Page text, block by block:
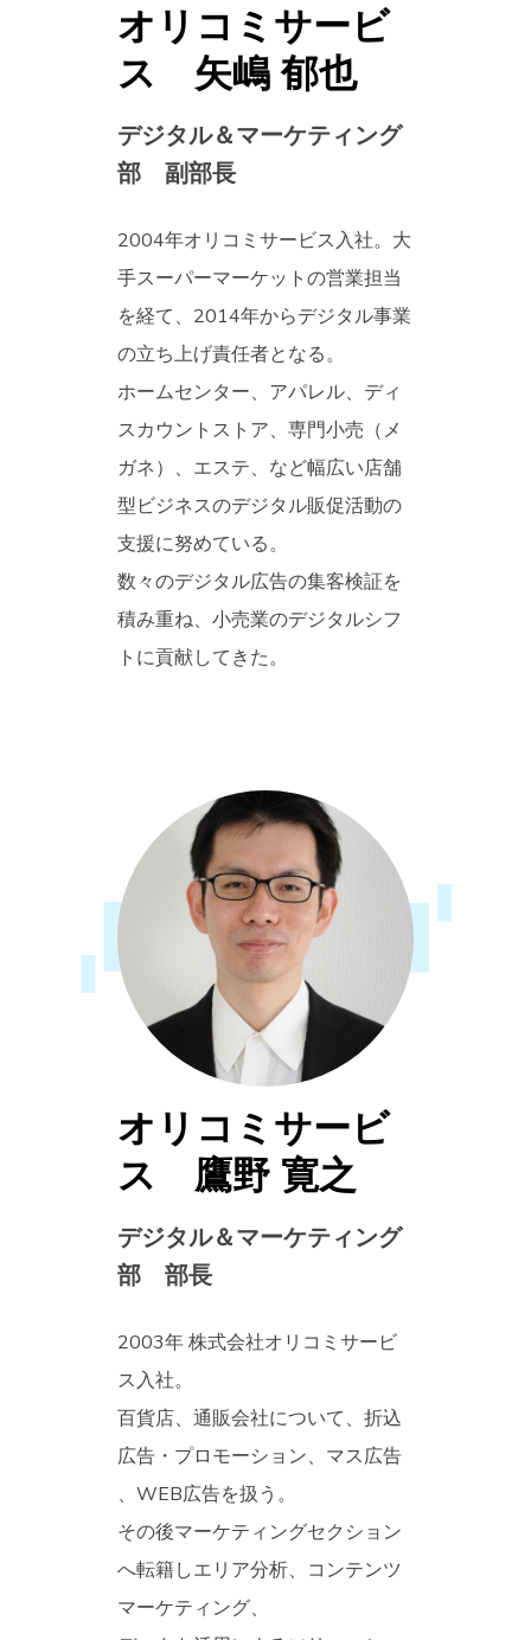
オリコミサービ
ス 矢嶋 郁也
デジタル＆マーケティング
部 副部長
2004年オリコミサービス入社。大
手スーパーマーケットの営業担当
を経て、2014年からデジタル事業
の立ち上げ責任者となる。
ホームセンター、アパレル、ディ
スカウントストア、専門小売（メ
ガネ）、エステ、など幅広い店舗
型ビジネスのデジタル販促活動の
支援に努めている。
数々のデジタル広告の集客検証を
積み重ね、小売業のデジタルシフ
トに貢献してきた。
オリコミサービ
ス 鷹野 寛之
デジタル＆マーケティング
部 部長
2003年 株式会社オリコミサービ
ス入社。
百貨店、通販会社について、折込
広告・プロモーション、マス広告
、WEB広告を扱う。
その後マーケティングセクション
へ転籍しエリア分析、コンテンツ
マーケティング、